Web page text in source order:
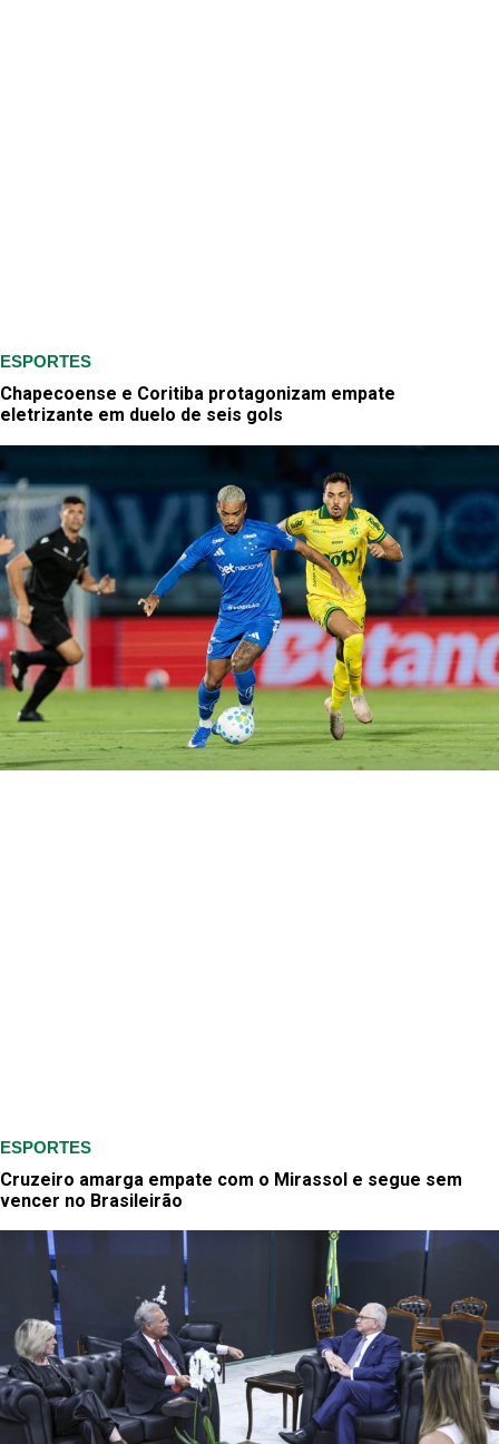
ESPORTES
Chapecoense e Coritiba protagonizam empate
eletrizante em duelo de seis gols
ESPORTES
Cruzeiro amarga empate com o Mirassol e segue sem
vencer no Brasileirão